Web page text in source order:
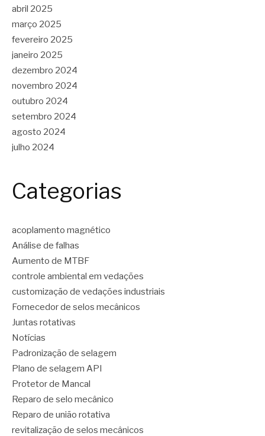
abril 2025
março 2025
fevereiro 2025
janeiro 2025
dezembro 2024
novembro 2024
outubro 2024
setembro 2024
agosto 2024
julho 2024
Categorias
acoplamento magnético
Análise de falhas
Aumento de MTBF
controle ambiental em vedações
customização de vedações industriais
Fornecedor de selos mecânicos
Juntas rotativas
Notícias
Padronização de selagem
Plano de selagem API
Protetor de Mancal
Reparo de selo mecânico
Reparo de união rotativa
revitalização de selos mecânicos